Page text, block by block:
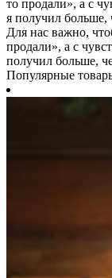
Для нас важно,
продали», а с
получил больше,
Популярные